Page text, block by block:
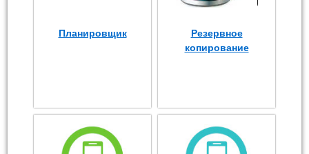
Планировщик
Резервное
копирование